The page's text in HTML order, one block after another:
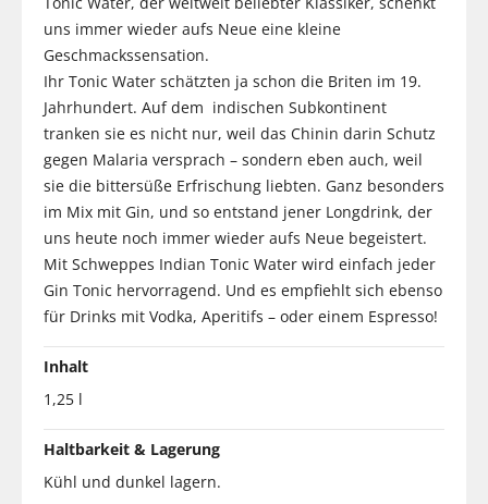
uns immer wieder aufs Neue eine kleine
Geschmackssensation.
Ihr Tonic Water schätzten ja schon die Briten im 19.
Jahrhundert. Auf dem indischen Subkontinent
tranken sie es nicht nur, weil das Chinin darin Schutz
gegen Malaria versprach – sondern eben auch, weil
sie die bittersüße Erfrischung liebten. Ganz besonders
im Mix mit Gin, und so entstand jener Longdrink, der
uns heute noch immer wieder aufs Neue begeistert.
Mit Schweppes Indian Tonic Water wird einfach jeder
Gin Tonic hervorragend. Und es empfiehlt sich ebenso
für Drinks mit Vodka, Aperitifs – oder einem Espresso!
Inhalt
1,25 l
Haltbarkeit & Lagerung
Kühl und dunkel lagern.